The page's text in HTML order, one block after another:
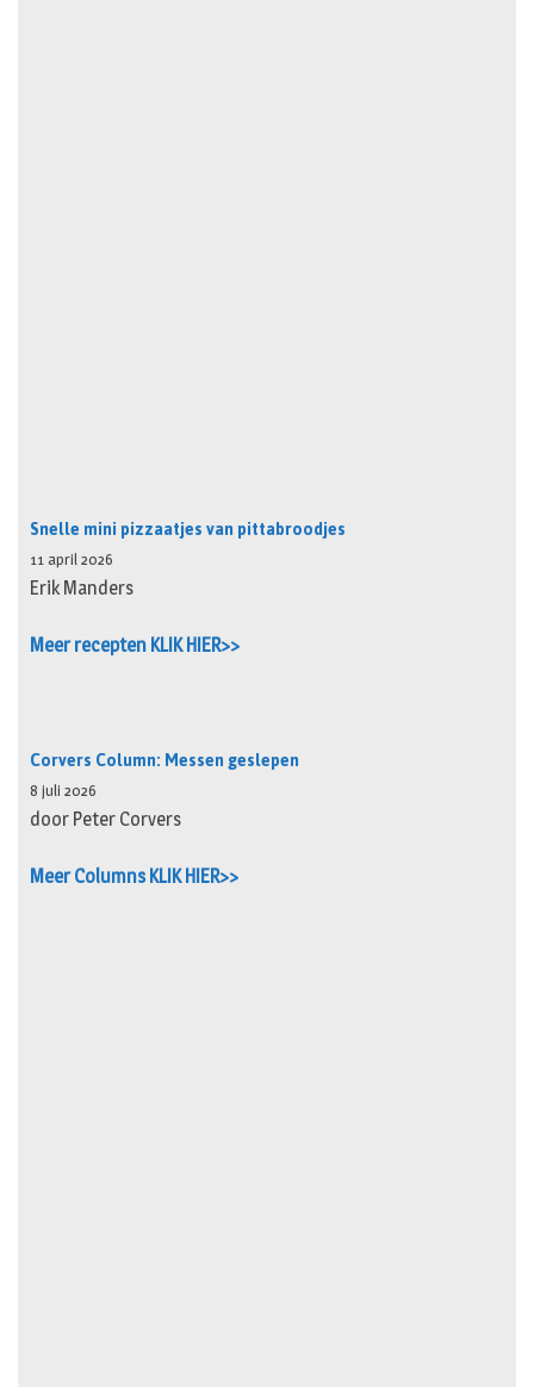
Snelle mini pizzaatjes van pittabroodjes
11 april 2026
Erik Manders
Meer recepten KLIK HIER>>
Corvers Column: Messen geslepen
8 juli 2026
door Peter Corvers
Meer Columns KLIK HIER>>